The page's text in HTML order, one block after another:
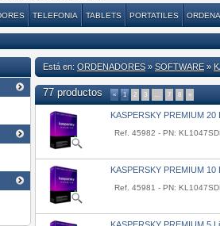
TELEFONIA TABLETS PORTATILES
Está en: ORDENADORES » SOFTWARE »
77 productos « 1 2 3 … 7 8 »
KASPERSKY PREMIUM
Ref. 45982 - PN:
KASPERSKY PREMIUM
Ref. 45981 - PN: